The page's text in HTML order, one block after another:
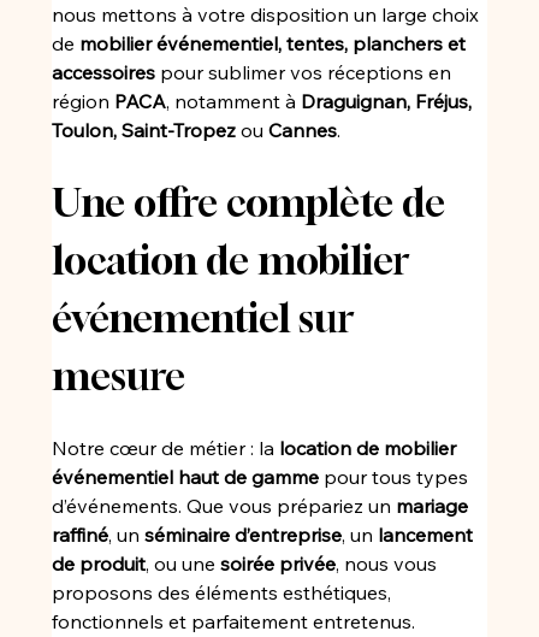
nous mettons à votre disposition un large choix
de mobilier événementiel, tentes, planchers et
accessoires pour sublimer vos réceptions en
région PACA, notamment à Draguignan, Fréjus,
Toulon, Saint-Tropez ou Cannes.
Une offre complète de
location de mobilier
événementiel sur
mesure
Notre cœur de métier : la location de mobilier
événementiel haut de gamme pour tous types
d’événements. Que vous prépariez un mariage
raffiné, un séminaire d’entreprise, un lancement
de produit, ou une soirée privée, nous vous
proposons des éléments esthétiques,
fonctionnels et parfaitement entretenus.